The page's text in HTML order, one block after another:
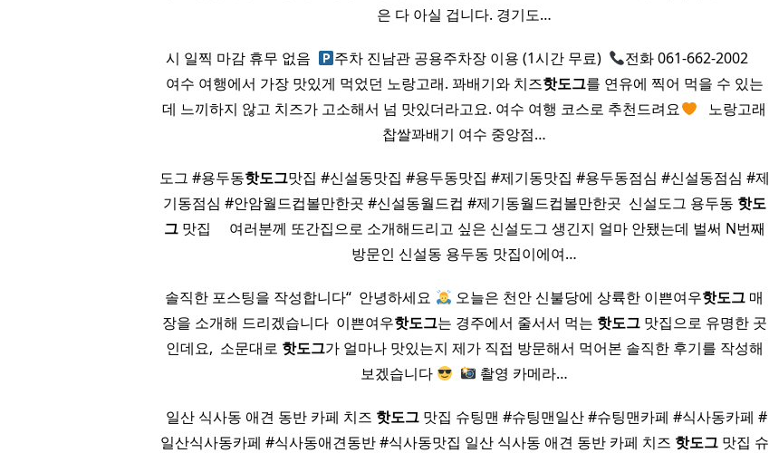
은 다 아실 겁니다. 경기도…
시 일찍 마감 휴무 없음 ​ 주차 진남관 공용주차장 이용 (1시간 무료) ​
전화 061-662-2002 ​ ​ ​ ​
여수 여행에서 가장 맛있게 먹었던 노랑고래. 꽈배기와 치즈핫도그를 연유에 찍어 먹을 수 있는
데 느끼하지 않고 치즈가 고소해서 넘 맛있더라고요. 여수 여행 코스로 추천드려요
​ ​ 노랑고래
찹쌀꽈배기 여수 중앙점…
도그 #용두동핫도그맛집 #신설동맛집 #용두동맛집 #제기동맛집 #용두동점심 #신설동점심 #제
기동점심 #안암월드컵볼만한곳 #신설동월드컵 #제기동월드컵볼만한곳 ​ 신설도그 용두동 핫도
그맛집 ​ ​ ​ ​ 여러분께 또간집으로 소개해드리고 싶은 신설도그 생긴지 얼마 안됐는데 벌써 N번째
방문인 신설동 용두동 맛집이에여…
솔직한 포스팅을 작성합니다“ ​ 안녕하세요 오늘은 천안 신불당에 상륙한 이쁜여우핫도그매
장을 소개해 드리겠습니다 ​ 이쁜여우핫도그는 경주에서 줄서서 먹는 핫도그맛집으로 유명한 곳
인데요, ​ 소문대로 핫도그가 얼마나 맛있는지 제가 직접 방문해서 먹어본 솔직한 후기를 작성해
보겠습니다
촬영 카메라…
​ 일산 식사동 애견 동반 카페 치즈 핫도그맛집 슈팅맨 #슈팅맨일산 #슈팅맨카페 #식사동카페 #
일산식사동카페 #식사동애견동반 #식사동맛집 일산 식사동 애견 동반 카페 치즈 핫도그맛집 슈